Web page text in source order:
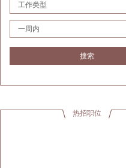
工作类型
一周内
搜索
热招职位